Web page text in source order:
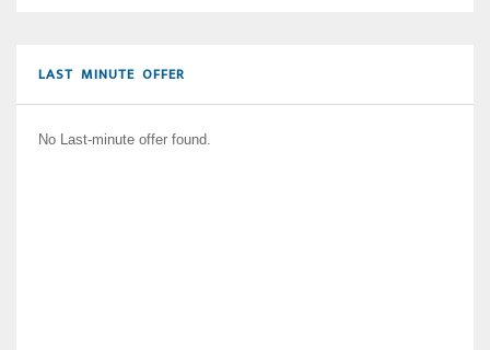
LAST MINUTE OFFER
No Last-minute offer found.